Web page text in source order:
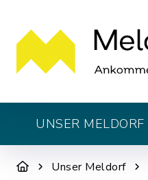
UNSER MELDORF
Unser Meldorf